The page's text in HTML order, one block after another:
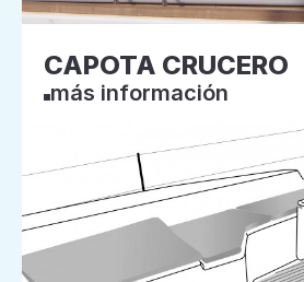
CAPOTA CRUCERO
más información